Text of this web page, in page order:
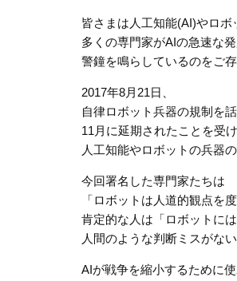
皆さまは人工知能(AI)やロ
多くの専門家がAIの急速な
警鐘を鳴らしているのをご存
2017年8月21日、
自律ロボット兵器の規制を
11月に延期されたことを受け
人工知能やロボットの兵器
今回署名した専門家たちは
「ロボットは人道的観点を
肯定的な人は「ロボットに
人間のような判断ミスがな
AIが戦争を縮小するために使